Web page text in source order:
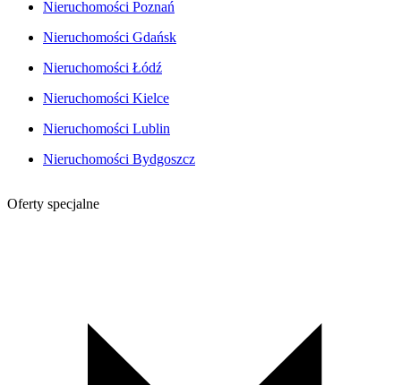
Nieruchomości Poznań
Nieruchomości Gdańsk
Nieruchomości Łódź
Nieruchomości Kielce
Nieruchomości Lublin
Nieruchomości Bydgoszcz
Oferty specjalne